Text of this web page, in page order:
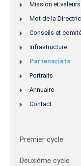
Mission et valeurs
Mot de la
Conseils et
Infrastructure
Partenariats
Portraits
Annuaire
Contact
Premier cycle
Deuxième cycle